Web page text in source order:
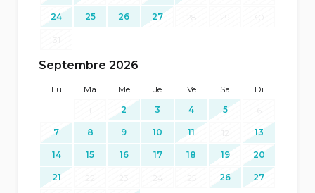
24 25 26 27
Septembre 2026
Lu Ma Me Je Ve Sa
Di
2 3 4 5
7 8 9 10 11 13
14 15 16 17 18 19 20
21 26 27